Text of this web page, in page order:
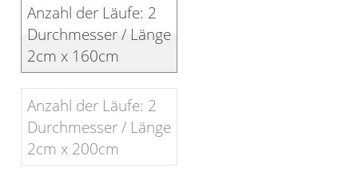
Anzahl der Läufe: 2
Durchmesser / Länge
2cm x 160cm
Anzahl der Läufe: 2
Durchmesser / Länge
2cm x 200cm